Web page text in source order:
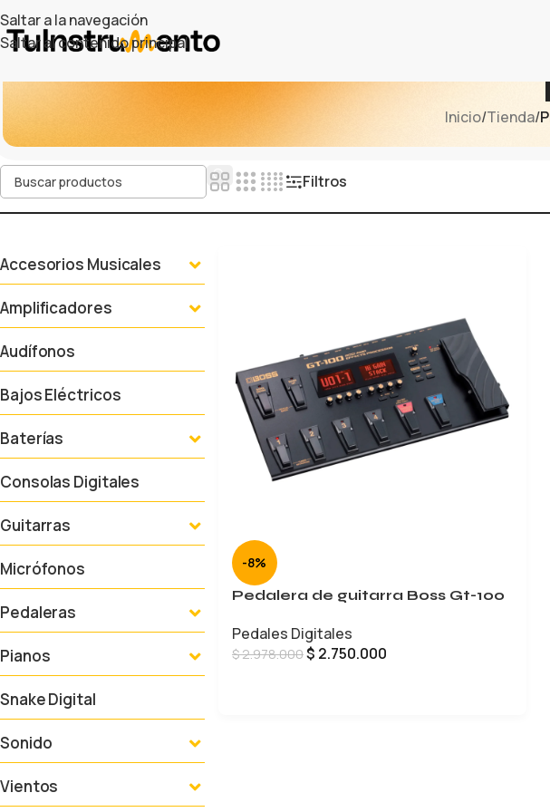
Saltar a la navegación
Saltar al contenido principal
Inicio/Tienda/
Filtros
Accesorios Musicales
Amplificadores
Audífonos
Bajos Eléctricos
Baterías
Consolas Digitales
Guitarras
Micrófonos
Pedaleras
Pianos
Snake Digital
Sonido
Vientos
-8%
Pedalera de guitarra Boss Gt-100
Pedales Digitales
$2.978.000$ 2.750.000